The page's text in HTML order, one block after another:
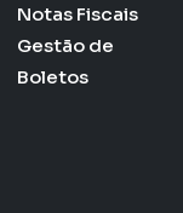
Notas Fiscais
Gestão de
Boletos